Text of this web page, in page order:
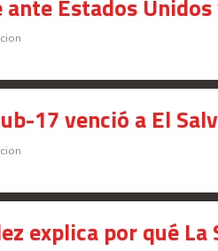
ante Estados
17 venció a El
explica por qué